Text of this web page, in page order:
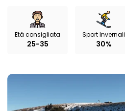
Età consigliata
25-35
Sport Invernali
30%